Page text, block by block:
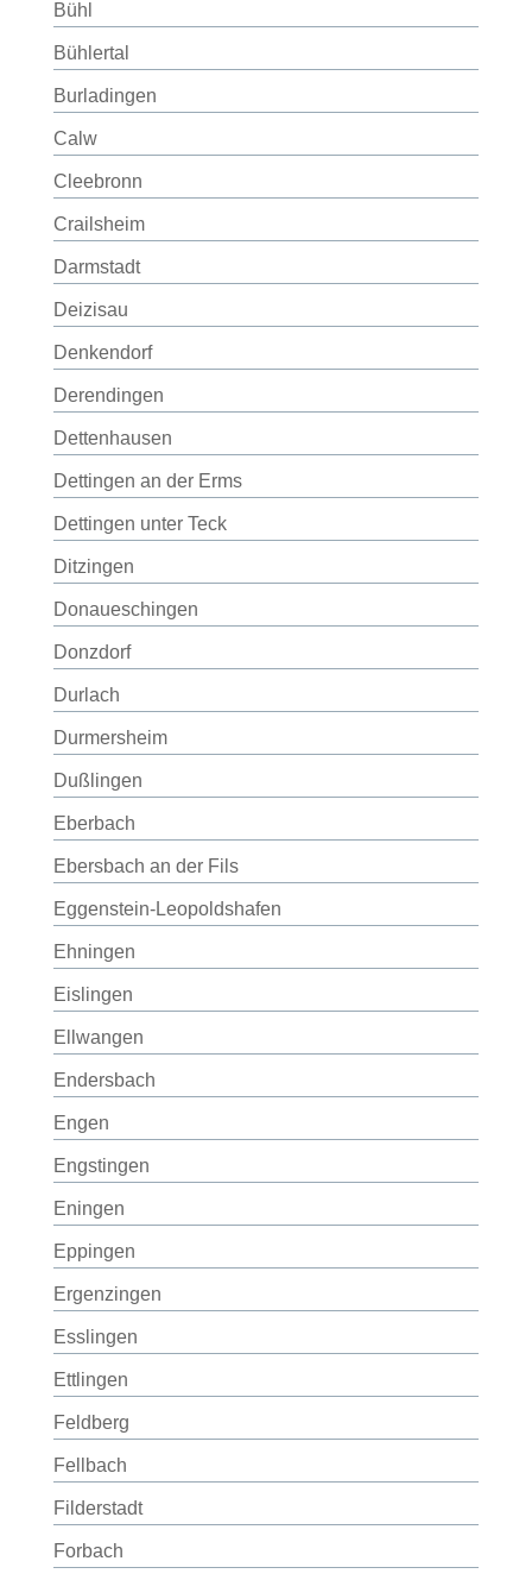
Bühl
Bühlertal
Burladingen
Calw
Cleebronn
Crailsheim
Darmstadt
Deizisau
Denkendorf
Derendingen
Dettenhausen
Dettingen an der Erms
Dettingen unter Teck
Ditzingen
Donaueschingen
Donzdorf
Durlach
Durmersheim
Dußlingen
Eberbach
Ebersbach an der Fils
Eggenstein-Leopoldshafen
Ehningen
Eislingen
Ellwangen
Endersbach
Engen
Engstingen
Eningen
Eppingen
Ergenzingen
Esslingen
Ettlingen
Feldberg
Fellbach
Filderstadt
Forbach